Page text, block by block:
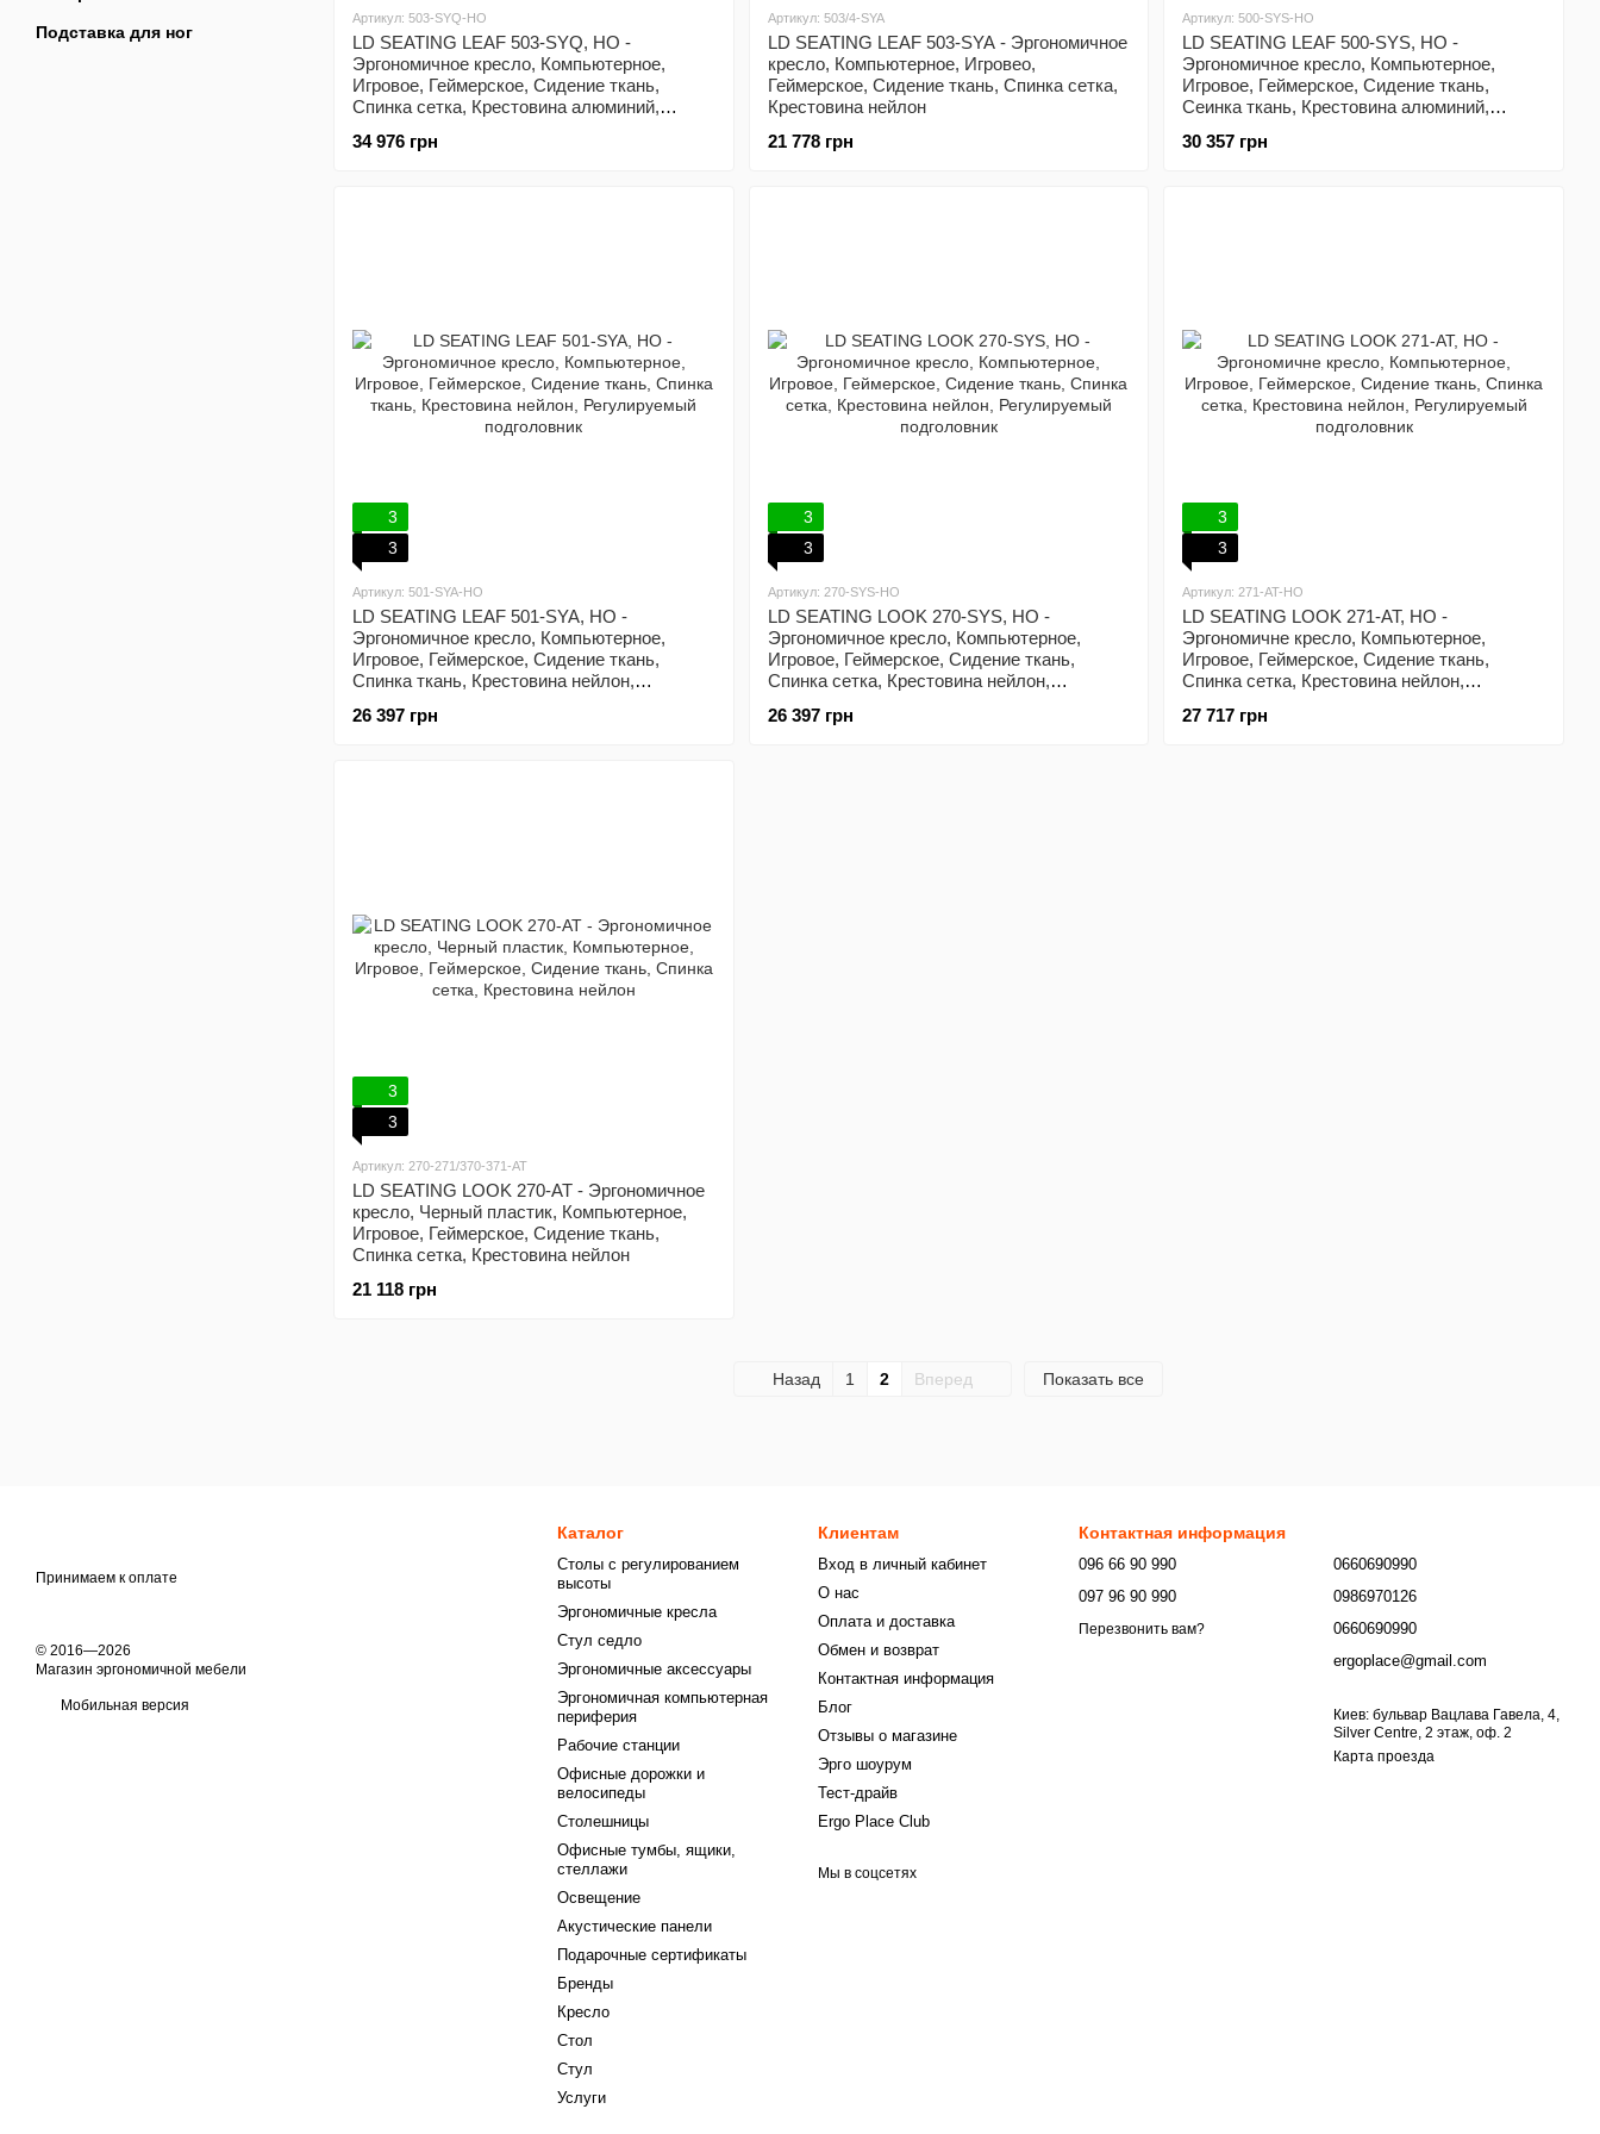
Артикул: 503-SYQ-HO
LD SEATING LEAF 503-SYQ, HO -
Эргономичное кресло, Компьютерное,
Игровое, Геймерское, Сидение ткань,
Спинка сетка, Крестовина алюминий,
34 976 грн
Артикул: 503/4-SYA
LD SEATING LEAF 503-SYA - Эргономичное
кресло, Компьютерное, Игровео,
Геймерское, Сидение ткань, Спинка сетка,
Крестовина нейлон
21 778 грн
Артикул: 500-SYS-HO
LD SEATING LEAF 500-SYS, HO -
Эргономичное кресло, Компьютерное,
Игровое, Геймерское, Сидение ткань,
Сеинка ткань, Крестовина алюминий,
30 357 грн
3
3
Артикул: 501-SYA-HO
LD SEATING LEAF 501-SYA, HO -
Эргономичное кресло, Компьютерное,
Игровое, Геймерское, Сидение ткань,
Спинка ткань, Крестовина нейлон,
26 397 грн
3
3
Артикул: 270-SYS-HO
LD SEATING LOOK 270-SYS, HO -
Эргономичное кресло, Компьютерное,
Игровое, Геймерское, Сидение ткань,
Спинка сетка, Крестовина нейлон,
26 397 грн
3
3
Артикул: 271-AT-HO
LD SEATING LOOK 271-AT, HO -
Эргономичне кресло, Компьютерное,
Игровое, Геймерское, Сидение ткань,
Спинка сетка, Крестовина нейлон,
27 717 грн
3
3
Артикул: 270-271/370-371-AT
LD SEATING LOOK 270-AT - Эргономичное
кресло, Черный пластик, Компьютерное,
Игровое, Геймерское, Сидение ткань,
Спинка сетка, Крестовина нейлон
21 118 грн
Назад 1 2 Вперед Показать все
Подставка для ног
Принимаем к оплате
© 2016—2026
Магазин эргономичной мебели
Мобильная версия
Каталог
Столы с регулированием
высоты
Эргономичные кресла
Стул седло
Эргономичные аксессуары
Эргономичная компьютерная
периферия
Рабочие станции
Офисные дорожки и
велосипеды
Столешницы
Офисные тумбы, ящики,
стеллажи
Освещение
Акустические панели
Подарочные сертификаты
Бренды
Кресло
Стол
Стул
Услуги
Клиентам
Вход в личный кабинет
О нас
Оплата и доставка
Обмен и возврат
Контактная информация
Блог
Отзывы о магазине
Эрго шоурум
Тест-драйв
Ergo Place Club
Мы в соцсетях
Контактная информация
096 66 90 990
097 96 90 990
Перезвонить вам?
0660690990
0986970126
0660690990
ergoplace@gmail.com
Киев: бульвар Вацлава Гавела, 4,
Silver Centre, 2 этаж, оф. 2
Карта проезда